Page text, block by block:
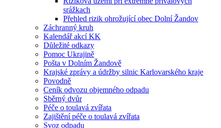
srážkach
Přehled rizik ohrožující obec Dolní Žandov
Záchranný kruh
Kalendář akcí KK
Důležité odkazy
Pomoc Ukrajině
Pošta v Dolním Žandově
Krajské zprávy a údržby silnic Karlovarského kraje
Povodně
Ceník odvozu objemného odpadu
Sběrný dvůr
Péče o toulavá zvířata
Zajištění péče o toulavá zvířata
Svoz odpadu